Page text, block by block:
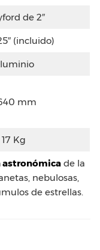
de 2″
(incluido)
mm
17 Kg
astronómicade la
nebulosas,
de estrellas.